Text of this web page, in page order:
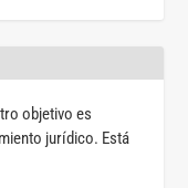
objetivo es
jurídico. Está